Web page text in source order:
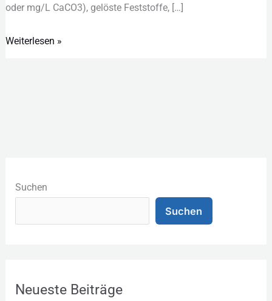
o‬der mg/L CaCO3), gelöste Feststoffe, […]
Weiterlesen »
Suchen
Suchen
Neueste Beiträge
a
e
r